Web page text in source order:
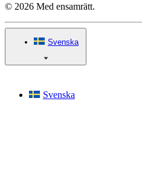
© 2026 Med ensamrätt.
Svenska
Svenska